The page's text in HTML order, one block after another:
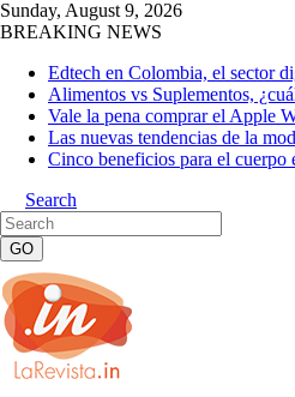
Sunday, August 9, 2026
BREAKING NEWS
Edtech en Colombia, el sector
Alimentos vs Suplementos,
Vale la pena comprar el Apple
Las nuevas tendencias de la
Cinco beneficios para el cuerpo
Search